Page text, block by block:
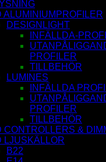
ALUMINIUMPROFILER
DESIGNLIGHT
INFÄLLDA-
PROFILER
TILLBEHÖR
LUMINES
INFÄLLDA
PROFILER
TILLBEHÖR
CONTROLLERS &
LJUSKÄLLOR
B22